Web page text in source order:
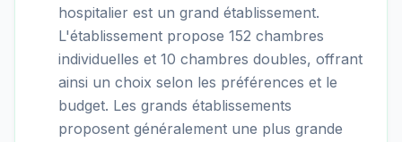
hospitalier est un grand établissement.
L'établissement propose 152 chambres
individuelles et 10 chambres doubles, offrant
ainsi un choix selon les préférences et le
budget. Les grands établissements
proposent généralement une plus grande